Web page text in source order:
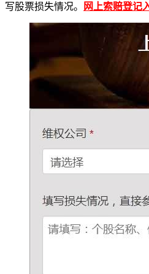
写股票损失情况。
网上索赔登记